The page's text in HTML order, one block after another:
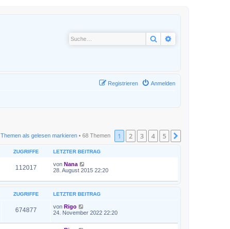
Suche
Anmelden
Registrieren
Themen als gelesen markieren • 68 Themen 1 2 3 4 5
ZUGRIFFE LETZTER BEITRAG
112017 von Nana
28. August 2015 22:20
ZUGRIFFE LETZTER BEITRAG
674877 von Rigo
24. November 2022 22:20